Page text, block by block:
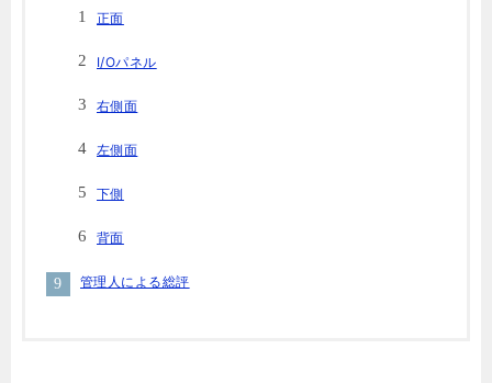
正面
I/Oパネル
右側面
左側面
下側
背面
管理人による総評